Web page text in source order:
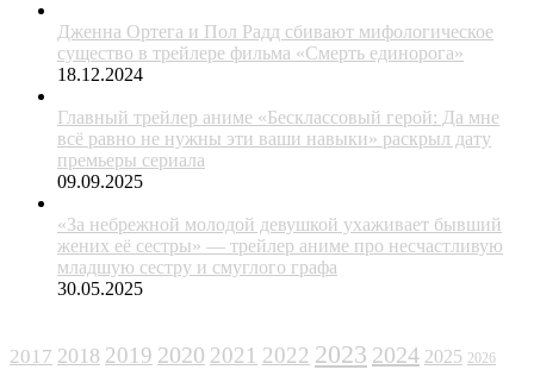
Дженна Ортега и Пол Радд сбивают мифологическое
существо в трейлере фильма «Смерть единорога»
18.12.2024
Главный трейлер аниме «Бесклассовый герой: Да мне
всё равно не нужны эти ваши навыки» раскрыл дату
премьеры сериала
09.09.2025
«За небрежной молодой девушкой ухаживает бывший
жених её сестры» — трейлер аниме про несчастливую
младшую сестру и смуглого графа
30.05.2025
2017 2018 2019 2020 2021 2022 2023 2024 2025 2026